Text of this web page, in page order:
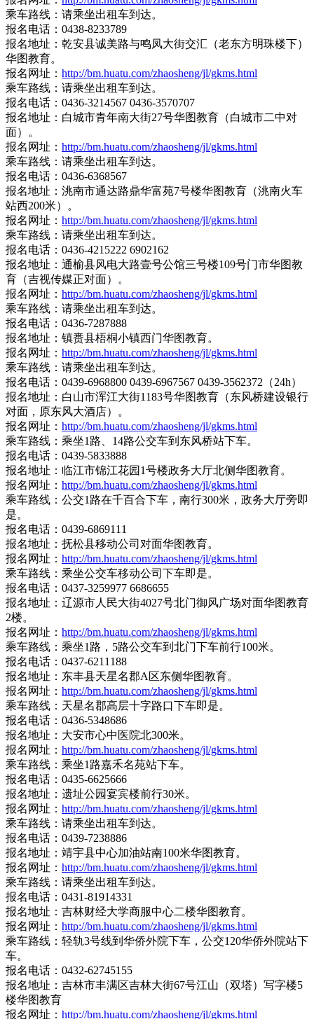
乘车路线：请乘坐出租车到达。
报名电话：0438-8233789
报名地址：乾安县诚美路与鸣凤大街交汇（老东方明珠楼下）
华图教育。
报名网址： http://bm.huatu.com/zhaosheng/jl/gkms.html
乘车路线：请乘坐出租车到达。
报名电话：0436-3214567 0436-3570707
报名地址：白城市青年南大街27号华图教育（白城市二中对
面）。
报名网址： http://bm.huatu.com/zhaosheng/jl/gkms.html
乘车路线：请乘坐出租车到达。
报名电话：0436-6368567
报名地址：洮南市通达路鼎华富苑7号楼华图教育（洮南火车
站西200米）。
报名网址： http://bm.huatu.com/zhaosheng/jl/gkms.html
乘车路线：请乘坐出租车到达。
报名电话：0436-4215222 6902162
报名地址：通榆县风电大路壹号公馆三号楼109号门市华图教
育（吉视传媒正对面）。
报名网址： http://bm.huatu.com/zhaosheng/jl/gkms.html
乘车路线：请乘坐出租车到达。
报名电话：0436-7287888
报名地址：镇赉县梧桐小镇西门华图教育。
报名网址： http://bm.huatu.com/zhaosheng/jl/gkms.html
乘车路线：请乘坐出租车到达。
报名电话：0439-6968800 0439-6967567 0439-3562372（24h）
报名地址：白山市浑江大街1183号华图教育（东风桥建设银行
对面，原东风大酒店）。
报名网址： http://bm.huatu.com/zhaosheng/jl/gkms.html
乘车路线：乘坐1路、14路公交车到东风桥站下车。
报名电话：0439-5833888
报名地址：临江市锦江花园1号楼政务大厅北侧华图教育。
报名网址： http://bm.huatu.com/zhaosheng/jl/gkms.html
乘车路线：公交1路在千百合下车，南行300米，政务大厅旁即
是。
报名电话：0439-6869111
报名地址：抚松县移动公司对面华图教育。
报名网址： http://bm.huatu.com/zhaosheng/jl/gkms.html
乘车路线：乘坐公交车移动公司下车即是。
报名电话：0437-3259977 6686655
报名地址：辽源市人民大街4027号北门御风广场对面华图教育
2楼。
报名网址： http://bm.huatu.com/zhaosheng/jl/gkms.html
乘车路线：乘坐1路，5路公交车到北门下车前行100米。
报名电话：0437-6211188
报名地址：东丰县天星名郡A区东侧华图教育。
报名网址： http://bm.huatu.com/zhaosheng/jl/gkms.html
乘车路线：天星名郡高层十字路口下车即是。
报名电话：0436-5348686
报名地址：大安市心中医院北300米。
报名网址： http://bm.huatu.com/zhaosheng/jl/gkms.html
乘车路线：乘坐1路嘉禾名苑站下车。
报名电话：0435-6625666
报名地址：遗址公园宴宾楼前行30米。
报名网址： http://bm.huatu.com/zhaosheng/jl/gkms.html
乘车路线：请乘坐出租车到达。
报名电话：0439-7238886
报名地址：靖宇县中心加油站南100米华图教育。
报名网址： http://bm.huatu.com/zhaosheng/jl/gkms.html
乘车路线：请乘坐出租车到达。
报名电话：0431-81914331
报名地址：吉林财经大学商服中心二楼华图教育。
报名网址： http://bm.huatu.com/zhaosheng/jl/gkms.html
乘车路线：轻轨3号线到华侨外院下车，公交120华侨外院站下
车。
报名电话：0432-62745155
报名地址：吉林市丰满区吉林大街67号江山（双塔）写字楼5
楼华图教育
报名网址： http://bm.huatu.com/zhaosheng/jl/gkms.html